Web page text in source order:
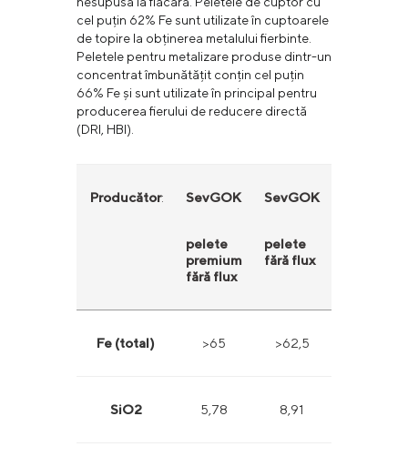
cel puțin 62% Fe sunt utilizate în cuptoarele
de topire la obținerea metalului fierbinte.
Peletele pentru metalizare produse dintr-un
concentrat îmbunătățit conțin cel puțin
66% Fe și sunt utilizate în principal pentru
producerea fierului de reducere directă
(DRI, HBI).
Producător: SevGOK
pelete
premium
fără flux
SevGOK
pelete
fără flux
Fe (total) >65 >62,5
SiO2 5,78 8,91